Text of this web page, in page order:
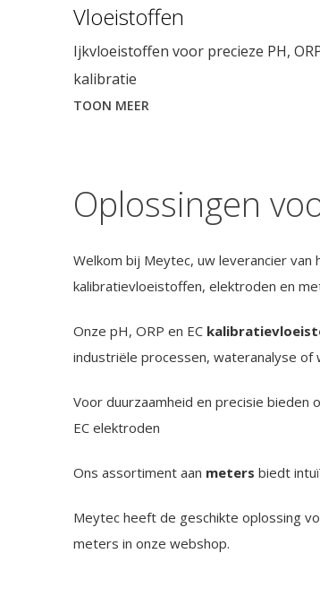
Vloeistoffen
Ijkvloeistoffen voor precieze PH,
kalibratie
TOON MEER
Oplossingen
Welkom bij Meytec, uw leverancier
kalibratievloeistoffen, elektroden en
Onze pH, ORP en EC
industriële processen, wateranalyse
Voor duurzaamheid en precisie bieden
EC elektroden
Ons assortiment aan meters biedt
Meytec heeft de geschikte oplossing
meters in onze webshop.